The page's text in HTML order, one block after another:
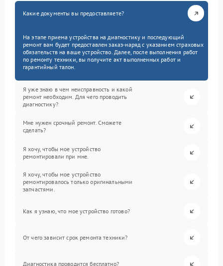
Какие документы вы предоставляете?
На этапе приема устройства на диагностику и последующий
ремонт вам будет предоставлен заказ-наряд с указанием страховых
обязательств на ваше устройство. Далее, после выполнения работ
по ремонту техники, вы получите акт выполненных работ и
гарантийный талон.
Я уже знаю в чем неисправность и какой
ремонт необходим. Для чего проводить
диагностику?
Мне нужен срочный ремонт. Сможете
сделать?
Я хочу, чтобы мое устройство
ремонтировали при мне.
Я хочу, чтобы мое устройство
ремонтировалось только оригинальными
запчастями.
Как я узнаю, что мое устройство готово?
От чего зависит срок ремонта техники?
Диагностика проводится бесплатно?